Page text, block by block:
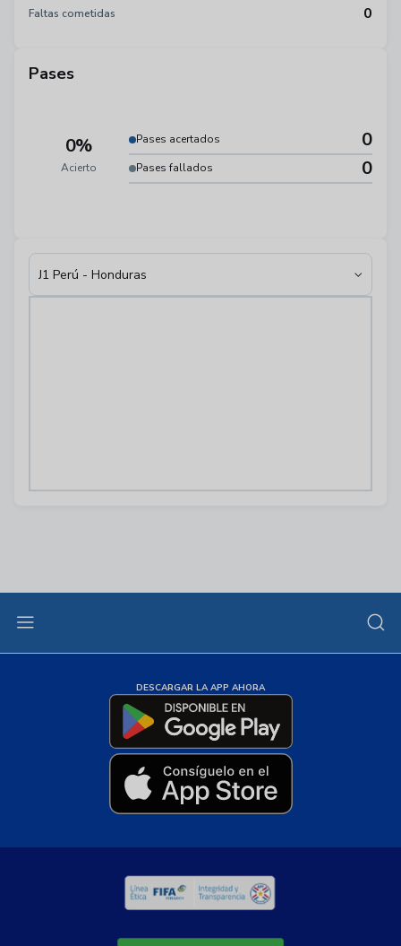
Faltas cometidas 0
Pases
0%
Acierto
Pases acertados 0
Pases fallados 0
J1 Perú - Honduras
DESCARGAR LA APP AHORA